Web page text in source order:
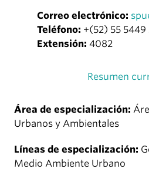
Correo electrónico:
Teléfono: +(52) 55
Extensión: 4082
Resumen
Área de especialización:
Urbanos y Ambientales
Líneas de especialización:
Medio Ambiente Urbano